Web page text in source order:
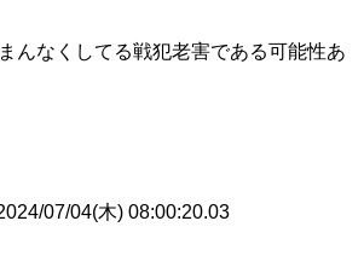
んなくしてる戦犯老害である可能性あ
07/04(木) 08:00:20.03